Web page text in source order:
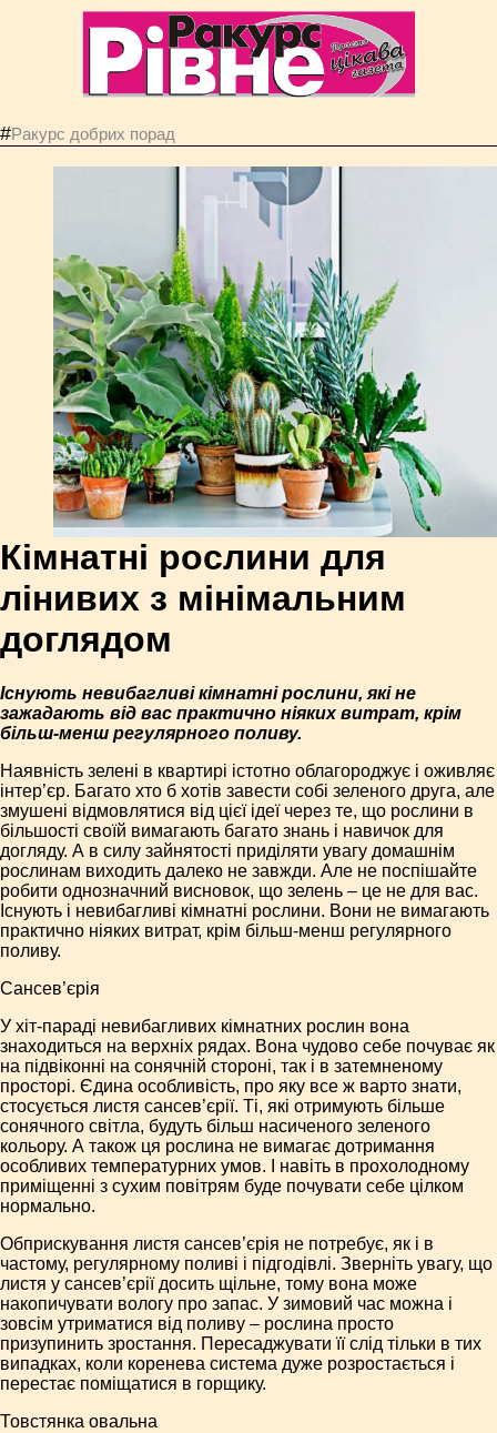
#Ракурс добрих порад
Кімнатні рослини для
лінивих з мінімальним
доглядом
Існують невибагливі кімнатні рослини, які не
зажадають від вас практично ніяких витрат, крім
більш-менш регулярного поливу.
Наявність зелені в квартирі істотно облагороджує і оживляє
інтер’єр. Багато хто б хотів завести собі зеленого друга, але
змушені відмовлятися від цієї ідеї через те, що рослини в
більшості своїй вимагають багато знань і навичок для
догляду. А в силу зайнятості приділяти увагу домашнім
рослинам виходить далеко не завжди. Але не поспішайте
робити однозначний висновок, що зелень – це не для вас.
Існують і невибагливі кімнатні рослини. Вони не вимагають
практично ніяких витрат, крім більш-менш регулярного
поливу.
Сансев’єрія
У хіт-параді невибагливих кімнатних рослин вона
знаходиться на верхніх рядах. Вона чудово себе почуває як
на підвіконні на сонячній стороні, так і в затемненому
просторі. Єдина особливість, про яку все ж варто знати,
стосується листя сансев’єрії. Ті, які отримують більше
сонячного світла, будуть більш насиченого зеленого
кольору. А також ця рослина не вимагає дотримання
особливих температурних умов. І навіть в прохолодному
приміщенні з сухим повітрям буде почувати себе цілком
нормально.
Обприскування листя сансев’єрія не потребує, як і в
частому, регулярному поливі і підгодівлі. Зверніть увагу, що
листя у сансев’єрії досить щільне, тому вона може
накопичувати вологу про запас. У зимовий час можна і
зовсім утриматися від поливу – рослина просто
призупинить зростання. Пересаджувати її слід тільки в тих
випадках, коли коренева система дуже розростається і
перестає поміщатися в горщику.
Товстянка овальна